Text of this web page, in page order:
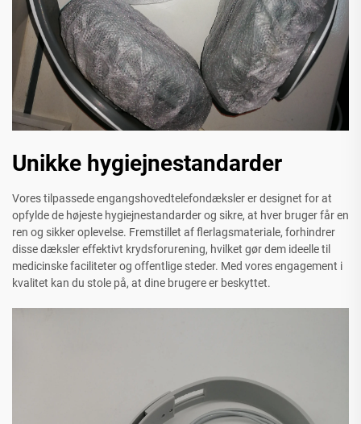
Unikke hygiejnestandarder
Vores tilpassede engangshovedtelefondæksler er designet for at
opfylde de højeste hygiejnestandarder og sikre, at hver bruger får en
ren og sikker oplevelse. Fremstillet af flerlagsmateriale, forhindrer
disse dæksler effektivt krydsforurening, hvilket gør dem ideelle til
medicinske faciliteter og offentlige steder. Med vores engagement i
kvalitet kan du stole på, at dine brugere er beskyttet.